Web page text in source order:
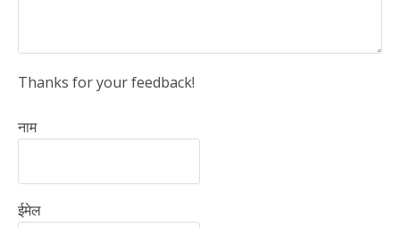
Thanks for your feedback!
नाम
ईमेल